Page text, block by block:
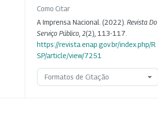
Como Citar
A Imprensa Nacional. (2022). Revista Do
Serviço Público 2(2), 113-117.
https://revista.enap.gov.br/index.php/R
SP/article/view/7251
Formatos de Citação